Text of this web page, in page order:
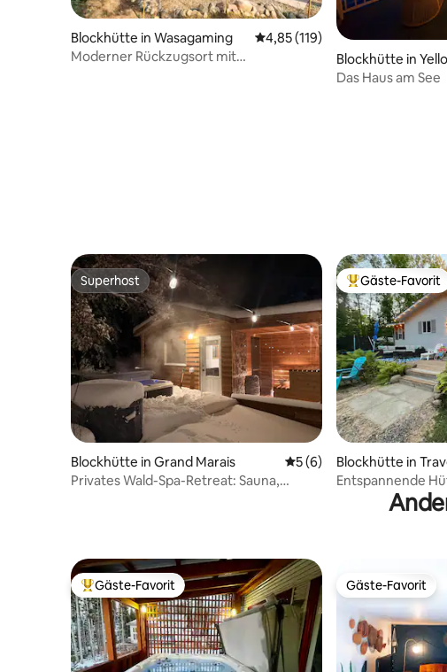
Blockhütte in Wasagaming Durchschnittliche Bewertung:
4,85 (119)
Moderner Rückzugsort mit
Blockhütte in
Das Haus am See
Superhost
Superhost
Blockhütte in Grand Marais Durchschnittliche
5 (6)
Privates Wald-Spa-Retreat: Sauna,
Beliebter Gäste-
Gäste-Favorit
Blockhütte in
Entspannende
Schlafzimmern
Beliebter Gäste-Favorit.
Gäste-Favorit Gäste-Favorit
Gäste-Favorit